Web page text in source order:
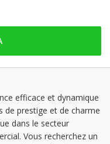
efficace et dynamique
de prestige et de charme
dans le secteur
Vous recherchez un